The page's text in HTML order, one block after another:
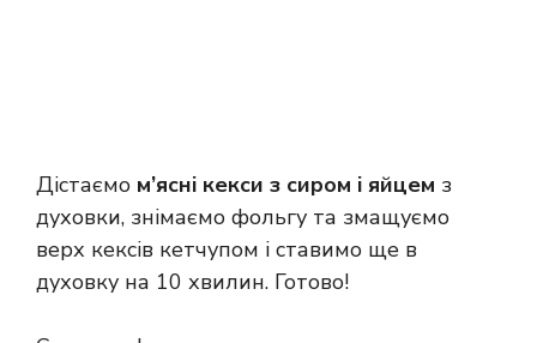
Дістаємо м’ясні кекси з сиром і яйцем з
духовки, знімаємо фольгу та змащуємо
верх кексів кетчупом і ставимо ще в
духовку на 10 хвилин. Готово!